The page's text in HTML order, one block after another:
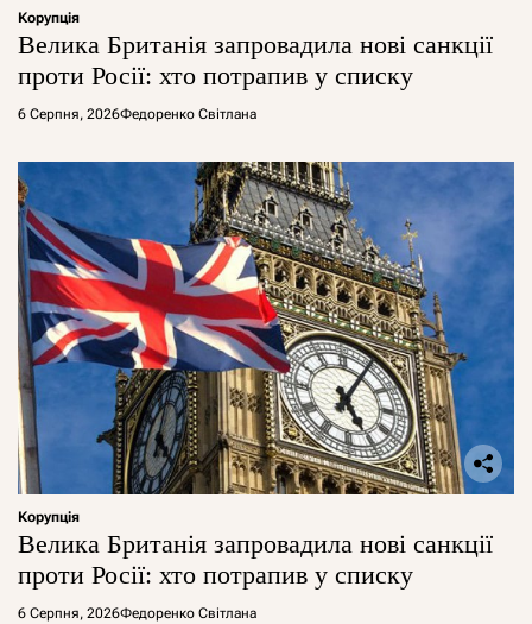
Корупція
Велика Британія запровадила нові санкції
проти Росії: хто потрапив у списку
6 Серпня, 2026Федоренко Світлана
Корупція
Велика Британія запровадила нові санкції
проти Росії: хто потрапив у списку
6 Серпня, 2026Федоренко Світлана